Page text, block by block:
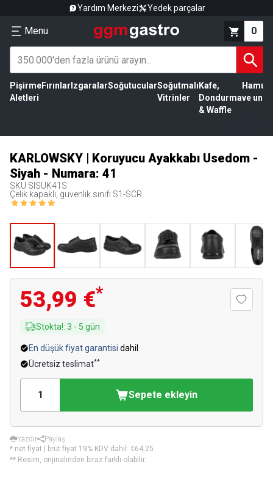
Yardım Merkezi Yedek parçalar
Menu 0
Pişirme
Aletleri
Fırınlar IzgaralarSoğutucularSoğutmalı
Vitrinler
Kafe,
Dondurma
& Waffle
Hamur
ve un
KARLOWSKY | Koruyucu Ayakkabı Usedom -
Siyah - Numara: 41
SKU SISUK41S
Çelik kapaklı, güvenlik sınıfı S1-SCR
53,99 €*
Stokta!: 3 - 5 gün
En düşük fiyat garantisi dahil
Ücretsiz teslimat**
Sepete ekleyin
Yazdır
Paylaş
* net fiyat | brüt fiyat 19% KDV dahil: €64,25
** Resim, orijinalinden biraz farklı olabilir.